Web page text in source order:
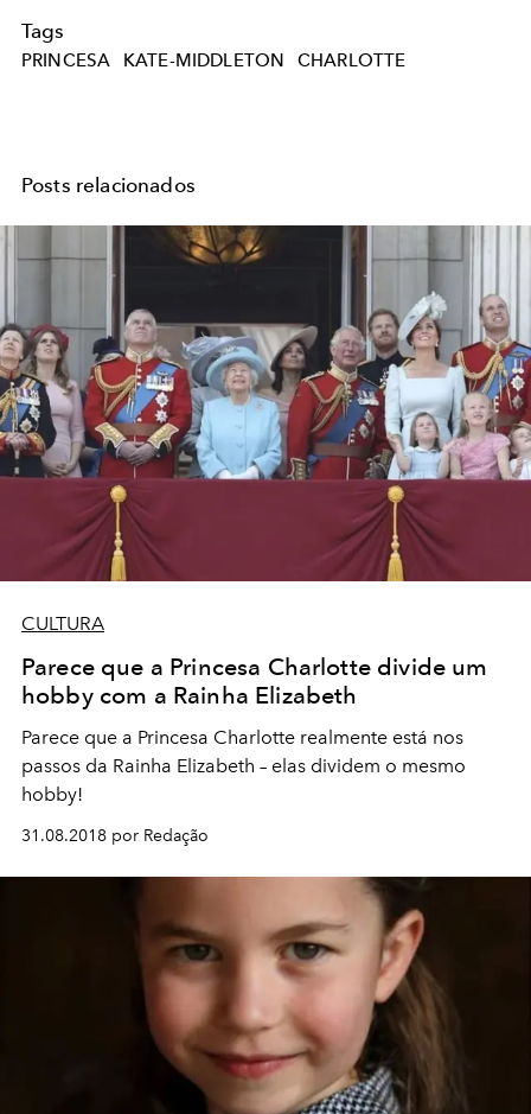
Tags
PRINCESA KATE-MIDDLETON CHARLOTTE
Posts relacionados
CULTURA
Parece que a Princesa Charlotte divide um
hobby com a Rainha Elizabeth
Parece que a Princesa Charlotte realmente está nos
passos da Rainha Elizabeth – elas dividem o mesmo
hobby!
31.08.2018 por Redação